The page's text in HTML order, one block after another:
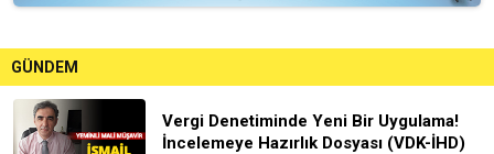
GÜNDEM
Vergi Denetiminde Yeni Bir Uygulama!
İncelemeye Hazırlık Dosyası (VDK-İHD)